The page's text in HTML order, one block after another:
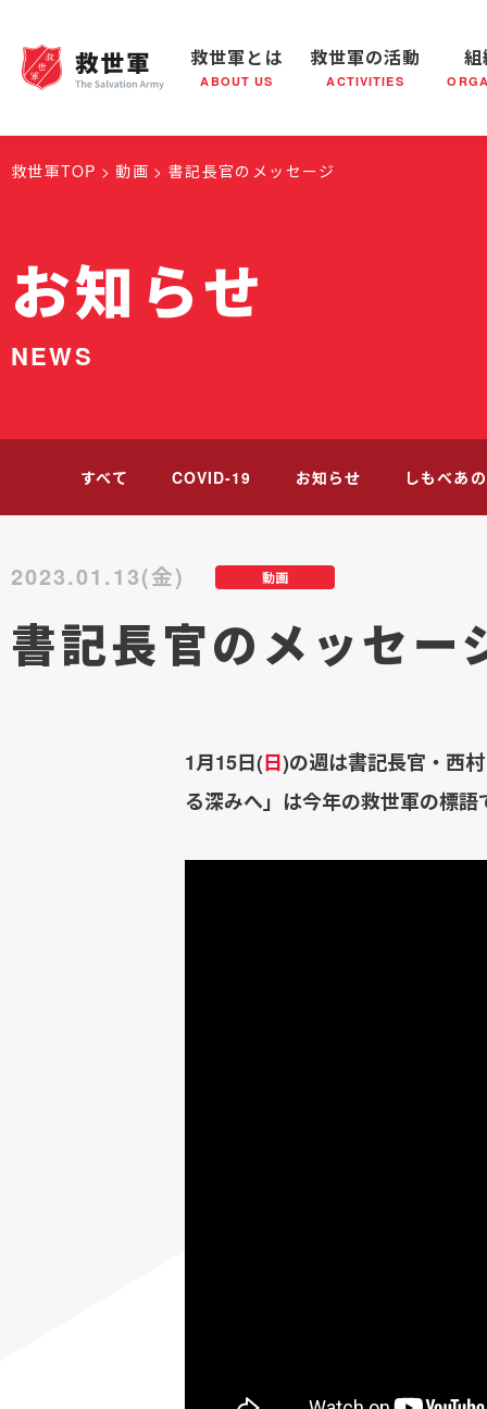
救世軍とは
ABOUT US
救世軍とは 世界が抱えている社会問題 救世軍
救世軍の活動
ACTIVITIES
救世軍の活動 社会鍋
組織概要
救世軍TOP 動画 書記長官のメッセージ
お知らせ
NEWS
すべて COVID-19 お知らせ しもべあ
動画
2023.01.13(金)
書記長官のメッセー
1月15日(日)の週は書記長官・西
る深みへ」は今年の救世軍の標語